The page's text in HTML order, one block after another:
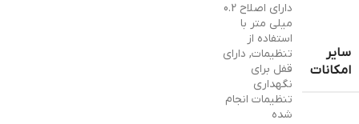
سایر
امکانات
دارای اصلاح 0.2
میلی متر با
استفاده از
تنظیمات, دارای
قفل برای
نگهداری
تنظیمات انجام
شده